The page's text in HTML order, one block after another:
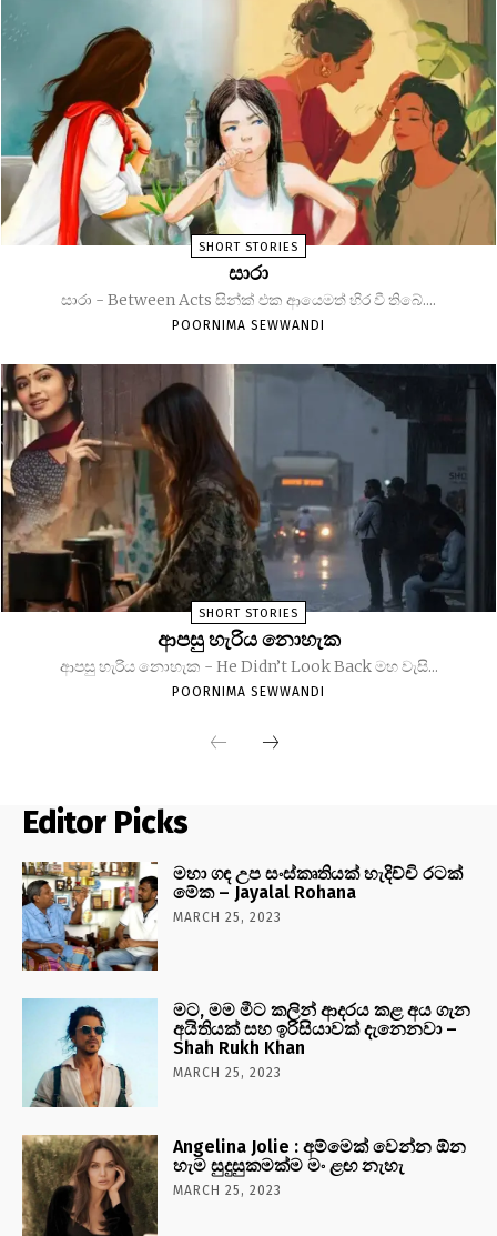
SHORT STORIES
සාරා
සාරා - Between Acts සින්ක් එක ආයෙමත් හිර වී තිබේ....
POORNIMA SEWWANDI
SHORT STORIES
ආපසු හැරිය නොහැක
ආපසු හැරිය නොහැක - He Didn’t Look Back මහ වැසි...
POORNIMA SEWWANDI
Editor Picks
මහා ගඳ උප සංස්කෘතියක් හැදිච්චි රටක්
මේක – Jayalal Rohana
MARCH 25, 2023
මට, මම මීට කලින් ආදරය කළ අය ගැන
අයිතියක් සහ ඉරිසියාවක් දැනෙනවා –
Shah Rukh Khan
MARCH 25, 2023
Angelina Jolie : අම්මෙක් වෙන්න ඕන
හැම සුදුසුකමක්ම මං ළඟ නැහැ
MARCH 25, 2023